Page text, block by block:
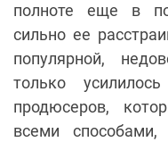
полноте еще в
сильно ее
популярной,
только
продюсеров,
всеми